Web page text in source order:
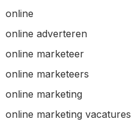
online
online adverteren
online marketeer
online marketeers
online marketing
online marketing vacatures